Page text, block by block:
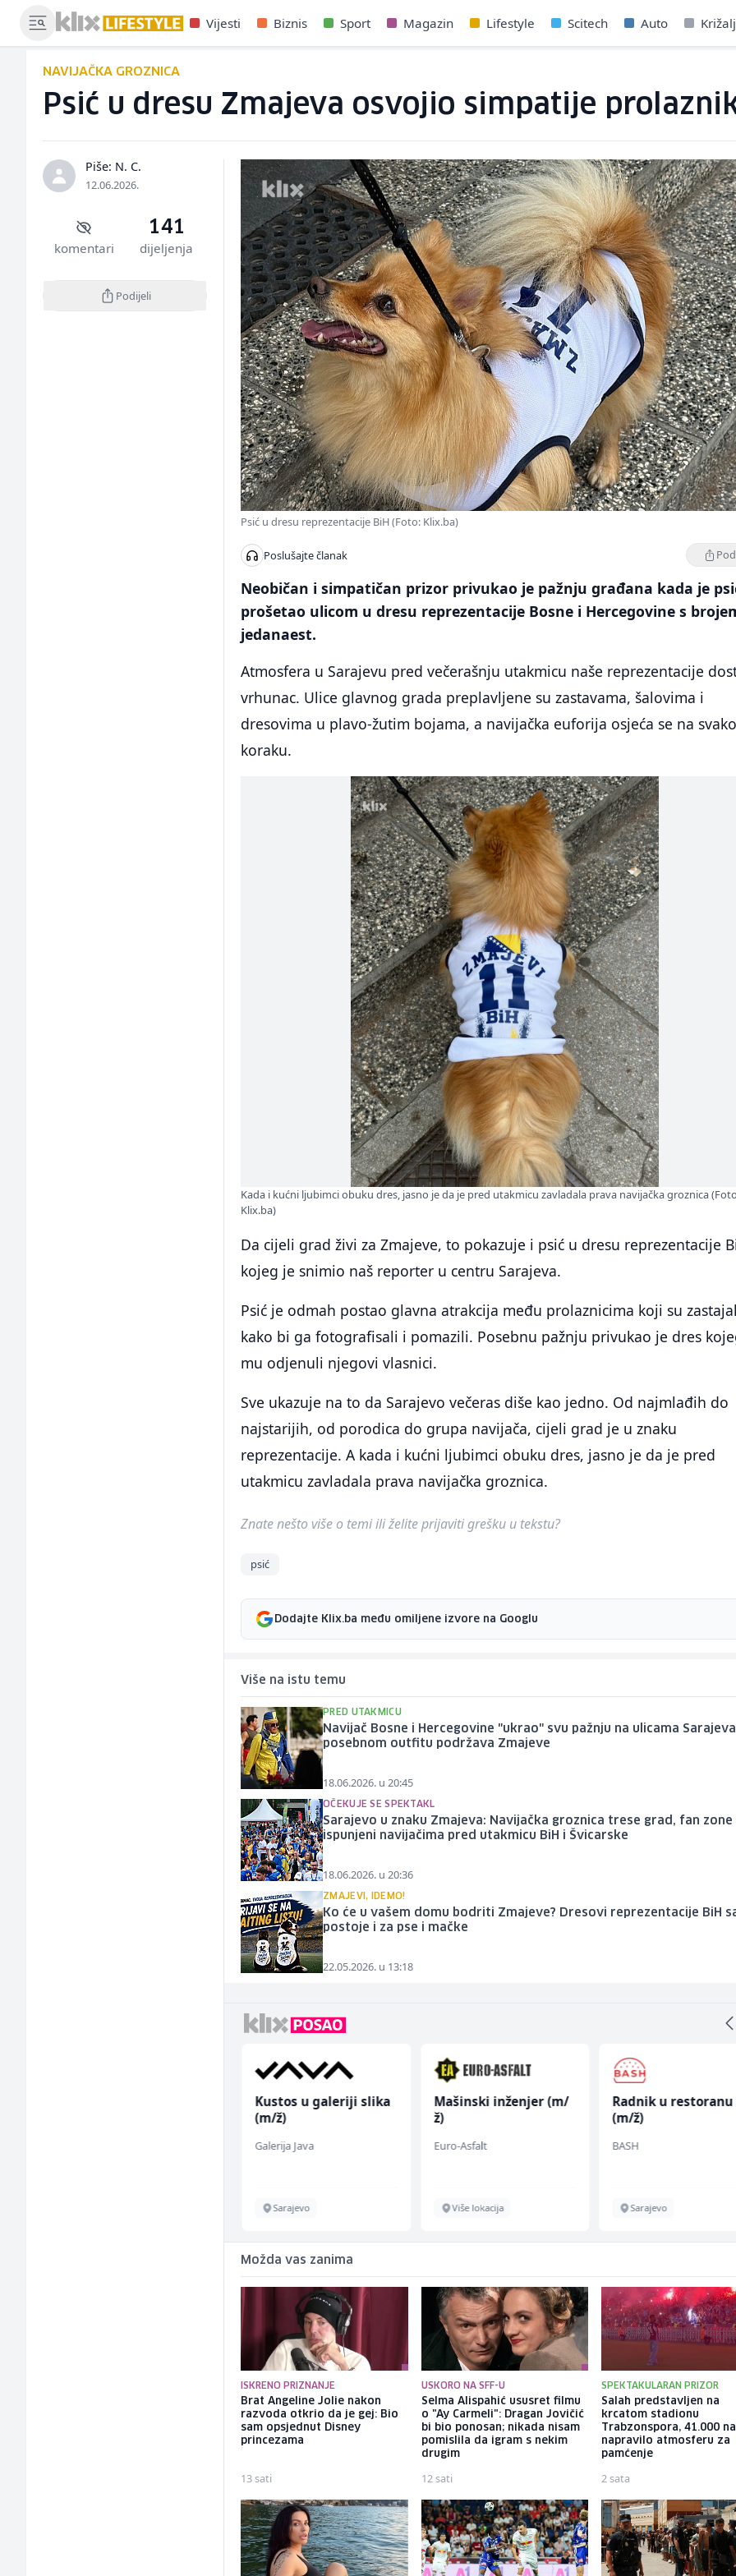
Vijesti Biznis Sport Magazin Lifestyle Scitech Auto
NAVIJAČKA GROZNICA
Psić u dresu Zmajeva osvojio simpatije
Piše: N. C.
12.06.2026.
komentari
141
dijeljenja
Podijeli
Psić u dresu reprezentacije BiH (Foto: Klix.ba)
Poslušajte članak
Neobičan i simpatičan prizor privukao je pažnju građana kada je
prošetao ulicom u dresu reprezentacije Bosne i Hercegovine s
jedanaest.
Atmosfera u Sarajevu pred večerašnju utakmicu naše reprezentacije
vrhunac. Ulice glavnog grada preplavljene su zastavama, šalovima i
dresovima u plavo-žutim bojama, a navijačka euforija osjeća se na
koraku.
Kada i kućni ljubimci obuku dres, jasno je da je pred utakmicu zavladala prava navijačka groznica
Klix.ba)
Da cijeli grad živi za Zmajeve, to pokazuje i psić u dresu reprezentacije
kojeg je snimio naš reporter u centru Sarajeva.
Psić je odmah postao glavna atrakcija među prolaznicima koji su
kako bi ga fotografisali i pomazili. Posebnu pažnju privukao je dres
mu odjenuli njegovi vlasnici.
Sve ukazuje na to da Sarajevo večeras diše kao jedno. Od najmlađih do
najstarijih, od porodica do grupa navijača, cijeli grad je u znaku
reprezentacije. A kada i kućni ljubimci obuku dres, jasno je da je pred
utakmicu zavladala prava navijačka groznica.
Znate nešto više o temi ili želite prijaviti grešku u tekstu?
psić
Dodajte Klix.ba među omiljene izvore na Googlu
Više na istu temu
PRED UTAKMICU
Navijač Bosne i Hercegovine "ukrao" svu pažnju na ulicama
posebnom outfitu podržava Zmajeve
18.06.2026. u 20:45
OČEKUJE SE SPEKTAKL
Sarajevo u znaku Zmajeva: Navijačka groznica trese grad, fan zone
ispunjeni navijačima pred utakmicu BiH i Švicarske
18.06.2026. u 20:36
ZMAJEVI, IDEMO!
Ko će u vašem domu bodriti Zmajeve? Dresovi reprezentacije BiH
postoje i za pse i mačke
22.05.2026. u 13:18
Kustos u galeriji slika
(m/ž)
Galerija Java
Sarajevo
Mašinski inženjer (m/
ž)
Euro-Asfalt
Više lokacija
Radnik u restoranu
(m/ž)
BASH
Sarajevo
Možda vas zanima
ISKRENO PRIZNANJE
Brat Angeline Jolie nakon
razvoda otkrio da je gej: Bio
sam opsjednut Disney
princezama
13 sati
USKORO NA SFF-U
Selma Alispahić ususret filmu
o "Ay Carmeli": Dragan Jovičić
bi bio ponosan; nikada nisam
pomislila da igram s nekim
drugim
12 sati
SPEKTAKULARAN PRIZOR
Salah predstavljen na
krcatom stadionu
Trabzonspora, 41.000
napravilo atmosferu za
pamćenje
2 sata